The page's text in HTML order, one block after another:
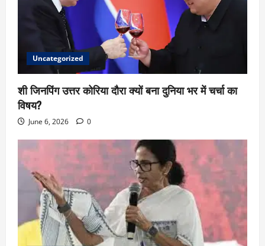
Uncategorized
शी जिनपिंग उत्तर कोरिया दौरा क्यों बना दुनिया भर में चर्चा का
विषय?
June 6, 2026 0